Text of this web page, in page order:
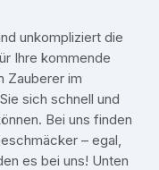
unkompliziert die
Ihre kommende
Zauberer im
sich schnell und
Bei uns finden
– egal,
es bei uns! Unten